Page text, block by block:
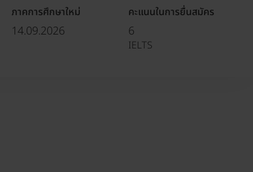
ภาคการศึกษาใหม่
14.09.2026
คะแนนในการยื่นสมัคร
6
IELTS